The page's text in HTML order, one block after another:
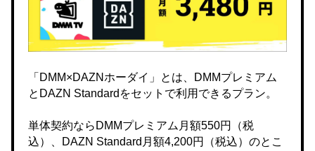
「DMM×DAZNホーダイ」とは、DMMプレミアム
とDAZN Standardをセットで利用できるプラン。
単体契約ならDMMプレミアム月額550円（税
込）、DAZN Standard月額4,200円（税込）のとこ